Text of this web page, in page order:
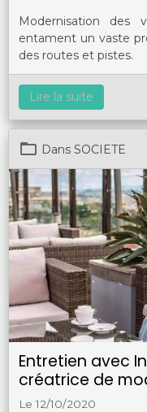
Modernisation des
entament un vaste
des routes et pistes.
Lire la suite
Dans SOCIETE
Entretien avec
créatrice de
Le 12/10/2020